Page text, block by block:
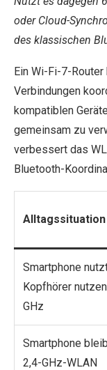
oder Cloud-
des klassischen
Ein Wi-Fi-7-
Verbindungen
kompatiblen
gemeinsam zu
verbessert das
Bluetooth-
Alltagssituation
Smartphone
Kopfhörer
GHz
Smartphone
2,4-GHz-WLAN